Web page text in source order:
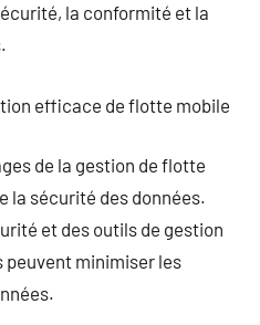
la conformité et la
efficace de flotte mobile
de la gestion de flotte
la sécurité des données.
et des outils de gestion
minimiser les